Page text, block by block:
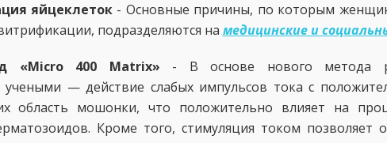
яйцеклеток- Основные причины, по которым
подразделяются на медицинские и
«Micro 400 Matrix» - В основе нового метода
учеными — действие слабых импульсов тока с
область мошонки, что положительно влияет на
Кроме того, стимуляция током позволяет